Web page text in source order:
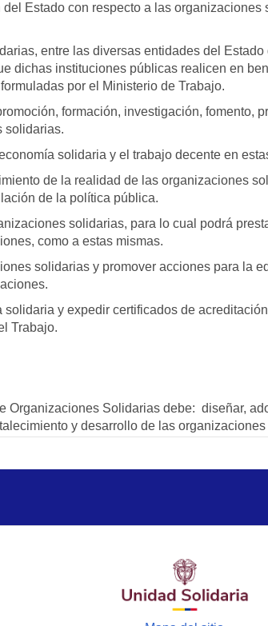
Estado con respecto a las
entre las diversas entidades del
dichas instituciones públicas realicen en
por el Ministerio de Trabajo.
formación, investigación, fomento,
solidarias.
solidaria y el trabajo decente en
de la realidad de las organizaciones
de la política pública.
solidarias, para lo cual podrá
como a estas mismas.
solidarias y promover acciones para la
y expedir certificados de
Trabajo.
Solidarias debe: diseñar,
y desarrollo de las